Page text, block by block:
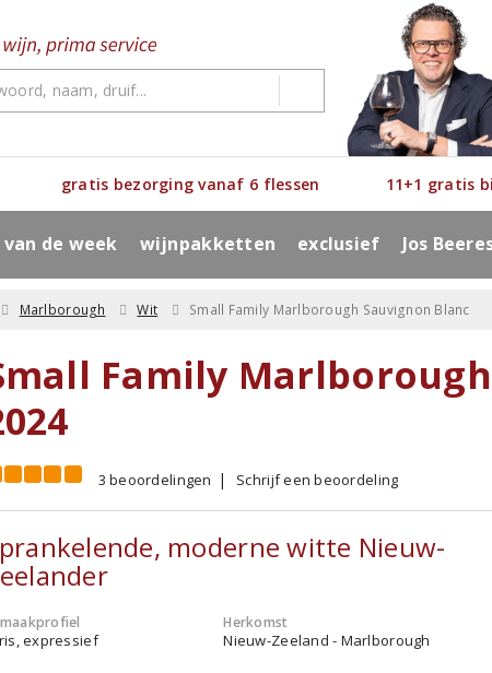
gratis bezorging vanaf 6 flessen 11+1 gratis
de week wijnpakketten exclusief Jos
Marlborough Wit Small Family Marlborough Sauvignon Blanc
Family
3 beoordelingen Schrijf een beoordeling
moderne witte Nieuw-
expressief
Herkomst
Nieuw-Zeeland - Marlborough